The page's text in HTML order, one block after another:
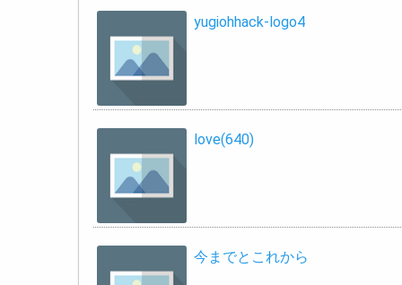
yugiohhack-logo4
love(640)
今までとこれから